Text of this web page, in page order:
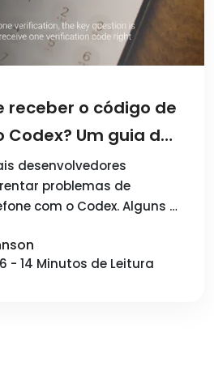
receber o código de
Um guia de
por telefone
desenvolvedores
problemas de
com o Codex. Alguns …
- 14 Minutos de Leitura